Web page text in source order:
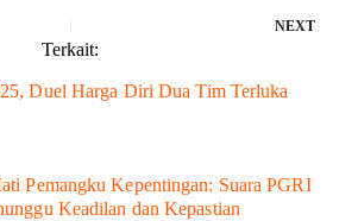
NEXT
Terkait:
Duel Harga Diri Dua Tim Terluka
Pemangku Kepentingan: Suara PGRI
Keadilan dan Kepastian